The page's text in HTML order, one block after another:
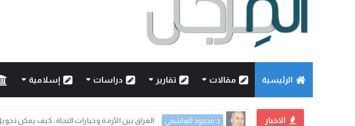
الرئيسية مقالات تقارير دراسات إسلامية
الاخبار د. محمود الهاشمي العراق بين الأزمة وخيارات النجاة: كيف يمكن